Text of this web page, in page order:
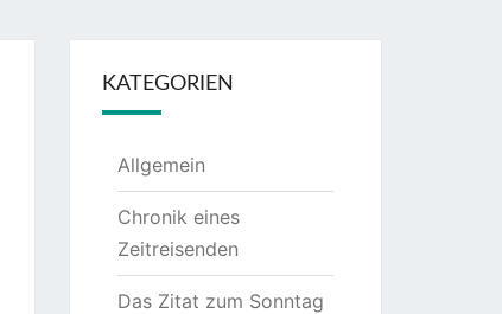
KATEGORIEN
Allgemein
Chronik eines
Zeitreisenden
Das Zitat zum Sonntag